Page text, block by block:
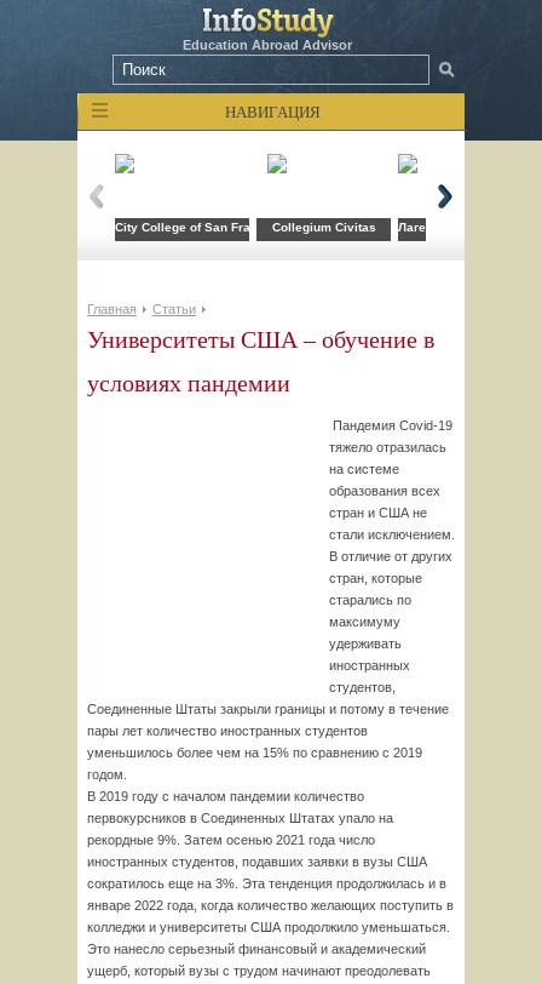
Education Abroad Advisor
НАВИГАЦИЯ
City College of San FranciscoCollegium Civitas Лагерь компьютерных
Главная Статьи
Университеты США – обучение в
условиях пандемии
Пандемия Covid-19
тяжело отразилась
на системе
образования всех
стран и США не
стали исключением.
В отличие от других
стран, которые
старались по
максимуму
удерживать
иностранных
студентов,
Соединенные Штаты закрыли границы и потому в течение
пары лет количество иностранных студентов
уменьшилось более чем на 15% по сравнению с 2019
годом.
В 2019 году с началом пандемии количество
первокурсников в Соединенных Штатах упало на
рекордные 9%. Затем осенью 2021 года число
иностранных студентов, подавших заявки в вузы США
сократилось еще на 3%. Эта тенденция продолжилась и в
январе 2022 года, когда количество желающих поступить в
колледжи и университеты США продолжило уменьшаться.
Это нанесло серьезный финансовый и академический
ущерб, который вузы с трудом начинают преодолевать